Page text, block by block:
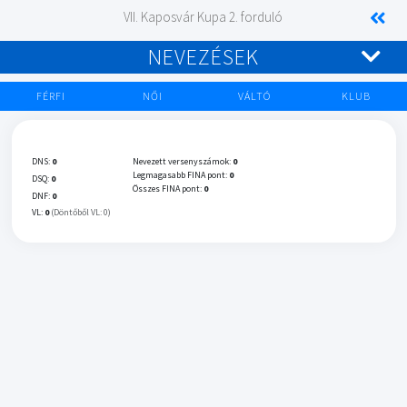
VII. Kaposvár Kupa 2. forduló
NEVEZÉSEK
FÉRFI NŐI VÁLTÓ KLUB
DNS: 0
DSQ: 0
DNF: 0
VL: 0 (Döntőből VL: 0)
Nevezett versenyszámok: 0
Legmagasabb FINA pont: 0
Összes FINA pont: 0